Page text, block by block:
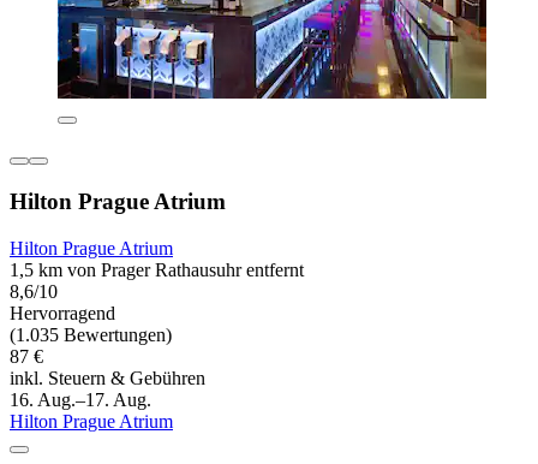
Hilton Prague Atrium
Hilton Prague Atrium
1,5 km von Prager Rathausuhr entfernt
8,6/10
Hervorragend
(1.035 Bewertungen)
87 €
inkl. Steuern & Gebühren
16. Aug.–17. Aug.
Hilton Prague Atrium